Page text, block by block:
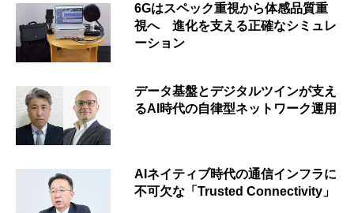
6Gはスペック重視から体感品質重
視へ 進化を支える正確なシミュレ
ーション
データ基盤とデジタルツインが支え
るAI時代の自律型ネットワーク運用
AIネイティブ時代の通信インフラに
不可欠な「Trusted Connectivity」